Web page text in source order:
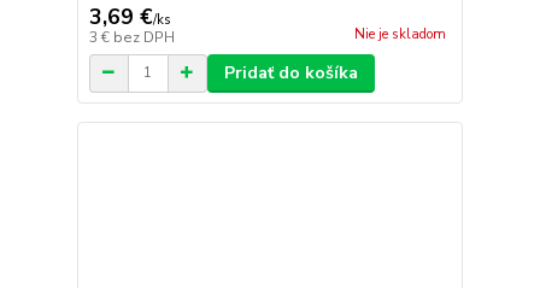
3,69 €/ks
3 € bez DPH Nie je skladom
Pridať do košíka